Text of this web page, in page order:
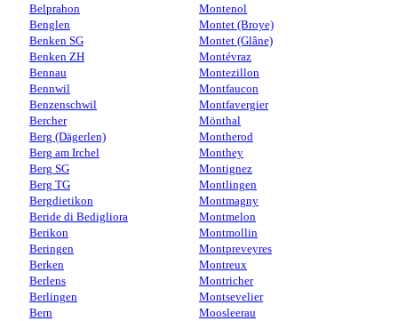
Belprahon
Benglen
Benken SG
Benken ZH
Bennau
Bennwil
Benzenschwil
Bercher
Berg (Dägerlen)
Berg am Irchel
Berg SG
Berg TG
Bergdietikon
Beride di Bedigliora
Berikon
Beringen
Berken
Berlens
Berlingen
Bern
Montenol
Montet (Broye)
Montet (Glâne)
Montévraz
Montezillon
Montfaucon
Montfavergier
Mönthal
Montherod
Monthey
Montignez
Montlingen
Montmagny
Montmelon
Montmollin
Montpreveyres
Montreux
Montricher
Montsevelier
Moosleerau